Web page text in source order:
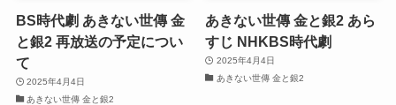
BS時代劇 あきない世傳 金
と銀2 再放送の予定につい
て
2025年4月4日
あきない世傳 金と銀2
あきない世傳 金と銀2 あら
すじ NHKBS時代劇
2025年4月4日
あきない世傳 金と銀2